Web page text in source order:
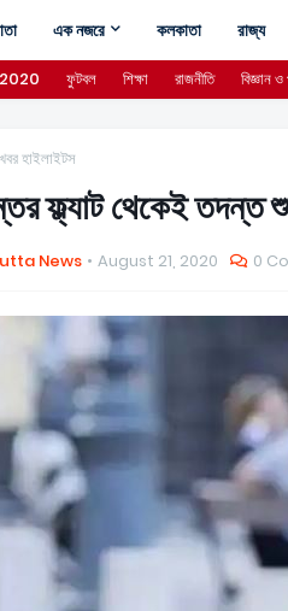
এক নজরে কলকাতা রাজ্য
ফুটবল শিক্ষা রাজনীতি বিজ্ঞান
খবর হাইলাইটস
ফ্ল্যাট থেকেই তদন্ত
News August 21, 2020 0